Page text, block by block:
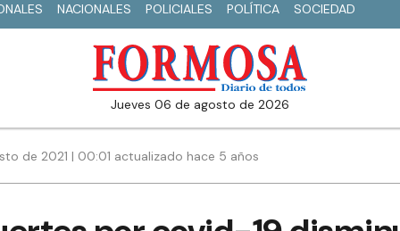
NACIONALES POLICIALES POLÍTICA SOCIEDAD
jueves 06 de agosto de 2026
de 2021 | 00:01 actualizado hace 5 años